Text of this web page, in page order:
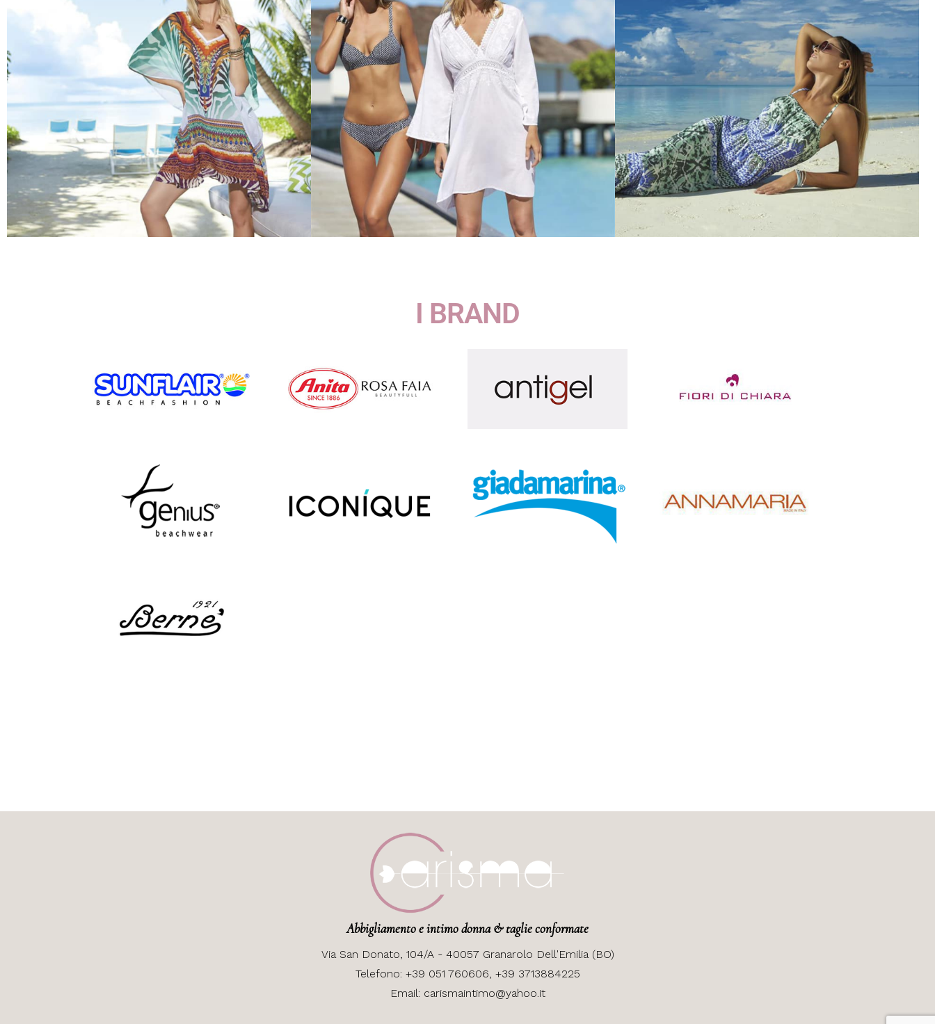
I BRAND
Abbigliamento e intimo donna & taglie conformate
ViaSan Donato, 104/A - 40057 Granarolo Dell'Emilia (BO)
Telefono: +39 051 760606, +39 3713884225
Email: carismaintimo@yahoo.it